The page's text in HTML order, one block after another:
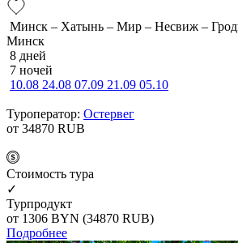
Минск – Хатынь – Мир – Несвиж –
Минск
8 дней
7 ночей
10.08 24.08 07.09 21.09 05.10
Туроператор: Остервег
от 34870 RUB
Cтоимость тура
✓
Турпродукт
от 1306 BYN (34870 RUB)
Подробнее